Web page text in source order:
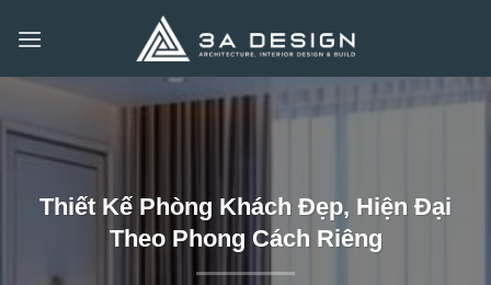
qua
Thiết Kế Phòng Khách Đẹp, Hiện Đại
Theo Phong Cách Riêng